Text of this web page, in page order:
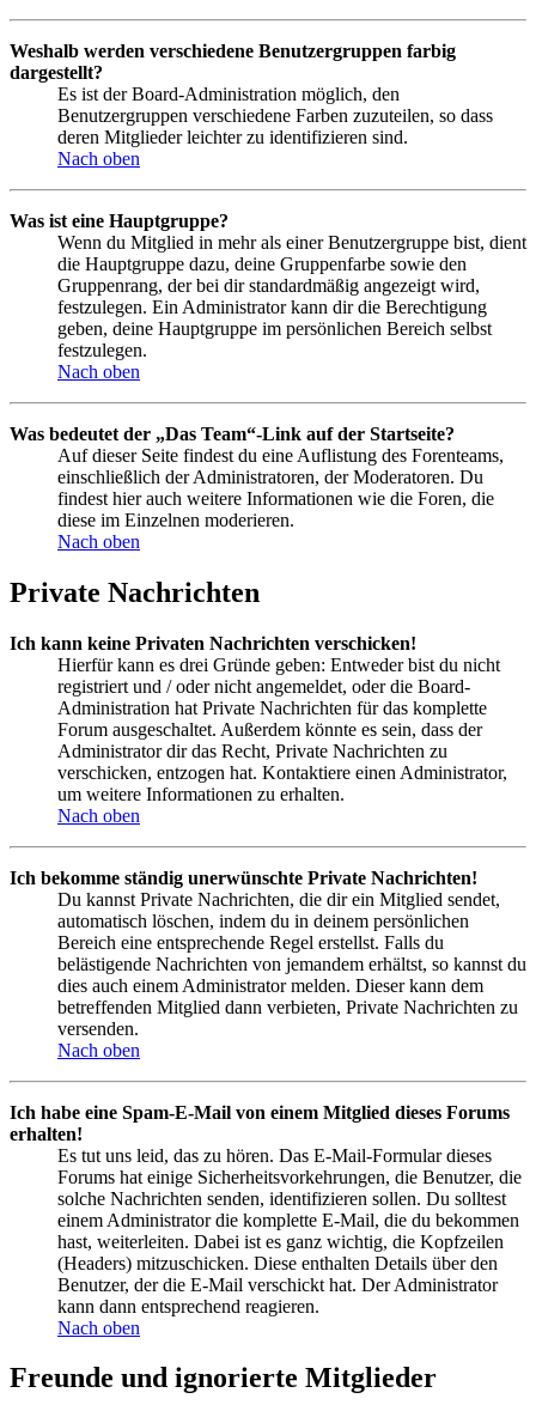
Weshalb werden verschiedene Benutzergruppen farbig
dargestellt?
Es ist der Board-Administration möglich, den
Benutzergruppen verschiedene Farben zuzuteilen, so dass
deren Mitglieder leichter zu identifizieren sind.
Nach oben
Was ist eine Hauptgruppe?
Wenn du Mitglied in mehr als einer Benutzergruppe bist, dient
die Hauptgruppe dazu, deine Gruppenfarbe sowie den
Gruppenrang, der bei dir standardmäßig angezeigt wird,
festzulegen. Ein Administrator kann dir die Berechtigung
geben, deine Hauptgruppe im persönlichen Bereich selbst
festzulegen.
Nach oben
Was bedeutet der „Das Team“-Link auf der Startseite?
Auf dieser Seite findest du eine Auflistung des Forenteams,
einschließlich der Administratoren, der Moderatoren. Du
findest hier auch weitere Informationen wie die Foren, die
diese im Einzelnen moderieren.
Nach oben
Private Nachrichten
Ich kann keine Privaten Nachrichten verschicken!
Hierfür kann es drei Gründe geben: Entweder bist du nicht
registriert und / oder nicht angemeldet, oder die Board-
Administration hat Private Nachrichten für das komplette
Forum ausgeschaltet. Außerdem könnte es sein, dass der
Administrator dir das Recht, Private Nachrichten zu
verschicken, entzogen hat. Kontaktiere einen Administrator,
um weitere Informationen zu erhalten.
Nach oben
Ich bekomme ständig unerwünschte Private Nachrichten!
Du kannst Private Nachrichten, die dir ein Mitglied sendet,
automatisch löschen, indem du in deinem persönlichen
Bereich eine entsprechende Regel erstellst. Falls du
belästigende Nachrichten von jemandem erhältst, so kannst du
dies auch einem Administrator melden. Dieser kann dem
betreffenden Mitglied dann verbieten, Private Nachrichten zu
versenden.
Nach oben
Ich habe eine Spam-E-Mail von einem Mitglied dieses Forums
erhalten!
Es tut uns leid, das zu hören. Das E-Mail-Formular dieses
Forums hat einige Sicherheitsvorkehrungen, die Benutzer, die
solche Nachrichten senden, identifizieren sollen. Du solltest
einem Administrator die komplette E-Mail, die du bekommen
hast, weiterleiten. Dabei ist es ganz wichtig, die Kopfzeilen
(Headers) mitzuschicken. Diese enthalten Details über den
Benutzer, der die E-Mail verschickt hat. Der Administrator
kann dann entsprechend reagieren.
Nach oben
Freunde und ignorierte Mitglieder